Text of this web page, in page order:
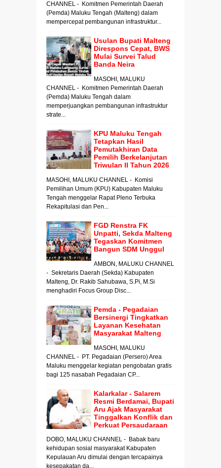
CHANNEL - Komitmen Pemerintah Daerah
(Pemda) Maluku Tengah (Malteng) dalam
mempercepat pembangunan infrastruktur...
Usulan Bupati Malteng
Direspons Cepat, BWS
Mulai Survei Talud
Banda Neira
MASOHI, MALUKU
CHANNEL - Komitmen Pemerintah Daerah
(Pemda) Maluku Tengah dalam
memperjuangkan pembangunan infrastruktur
strate...
KPU Maluku Tengah
Tetapkan Hasil
Pemutakhiran Data
Pemilih Berkelanjutan
Triwulan II Tahun 2026
MASOHI, MALUKU CHANNEL - Komisi
Pemilihan Umum (KPU) Kabupaten Maluku
Tengah menggelar Rapat Pleno Terbuka
Rekapitulasi dan Pen...
FGD Renstra FK
Unpatti, Sekda Malteng
Tegaskan Komitmen
Bangun SDM Unggul
AMBON, MALUKU CHANNEL
- Sekretaris Daerah (Sekda) Kabupaten
Malteng, Dr. Rakib Sahubawa, S.Pi, M.Si
menghadiri Focus Group Disc...
Pemda - Pegadaian
Bersinergi Tingkatkan
Layanan Kesehatan
Masyarakat Malteng
MASOHI, MALUKU
CHANNEL - PT. Pegadaian (Persero) Area
Maluku menggelar kegiatan pengobatan gratis
bagi 125 nasabah Pegadaian CP...
Kalarkalar - Salarem
Resmi Berdamai, Bupati
Aru Ajak Masyarakat
Tinggalkan Konflik dan
Perkuat Persaudaraan
DOBO, MALUKU CHANNEL - Babak baru
kehidupan sosial masyarakat Kabupaten
Kepulauan Aru dimulai dengan tercapainya
kesepakatan da...